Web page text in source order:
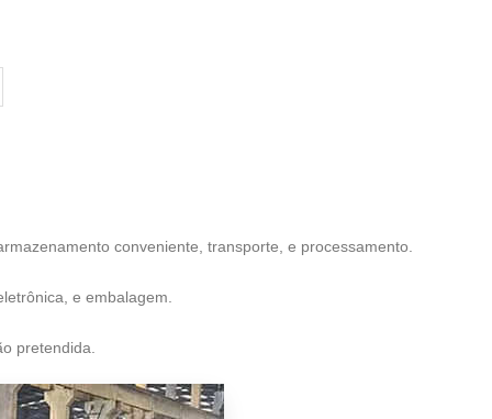
conveniente, transporte, e processamento.
e embalagem.
pretendida.